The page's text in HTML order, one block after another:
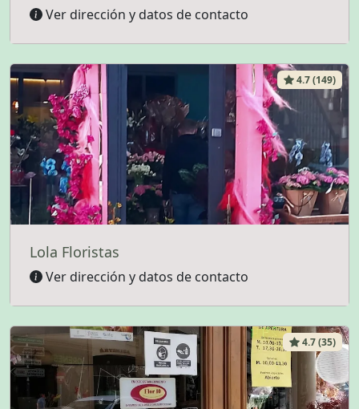
Ver dirección y datos de contacto
4.7 (149)
Lola Floristas
Ver dirección y datos de contacto
4.7 (35)